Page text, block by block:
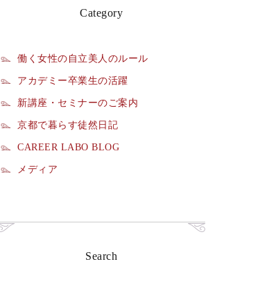
Category
働く女性の自立美人のルール
アカデミー卒業生の活躍
新講座・セミナーのご案内
京都で暮らす徒然日記
CAREER LABO BLOG
メディア
Search